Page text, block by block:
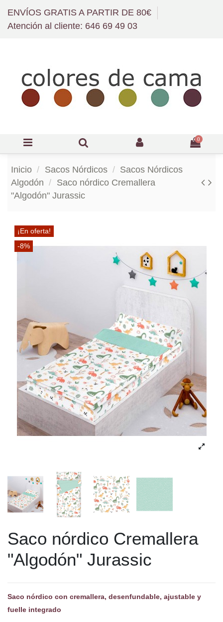
ENVÍOS GRATIS A PARTIR DE 80€
Atención al cliente: 646 69 49 03
0
Inicio Sacos Nórdicos
Sacos Nórdicos
Algodón
Saco nórdico Cremallera
"Algodón" Jurassic
¡En oferta!
-8%
Saco nórdico Cremallera
"Algodón" Jurassic
Saco nórdico con cremallera, desenfundable, ajustable y
fuelle integrado